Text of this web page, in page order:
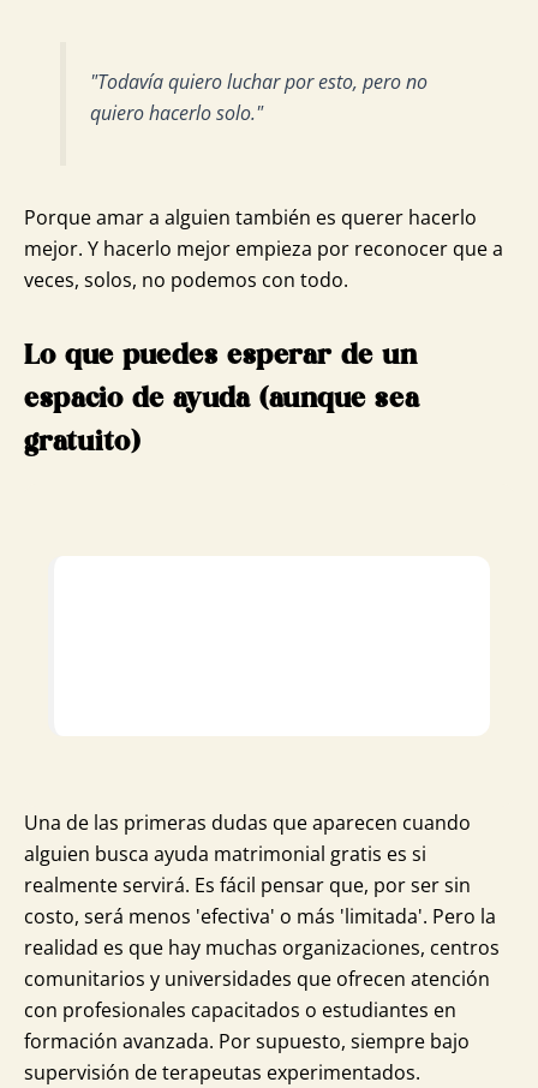
"Todavía quiero luchar por esto, pero no
quiero hacerlo solo."
Porque amar a alguien también es querer hacerlo
mejor. Y hacerlo mejor empieza por reconocer que a
veces, solos, no podemos con todo.
Lo que puedes esperar de un
espacio de ayuda (aunque sea
gratuito)
Una de las primeras dudas que aparecen cuando
alguien busca ayuda matrimonial gratis es si
realmente servirá. Es fácil pensar que, por ser sin
costo, será menos 'efectiva' o más 'limitada'. Pero la
realidad es que hay muchas organizaciones, centros
comunitarios y universidades que ofrecen atención
con profesionales capacitados o estudiantes en
formación avanzada. Por supuesto, siempre bajo
supervisión de terapeutas experimentados.